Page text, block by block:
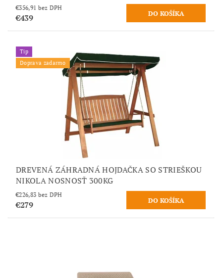
€356,91 bez DPH
€439
Tip
Doprava zadarmo
DREVENÁ ZÁHRADNÁ HOJDAČKA SO STRIEŠKOU
NIKOLA NOSNOSŤ 300KG
€226,83 bez DPH
€279